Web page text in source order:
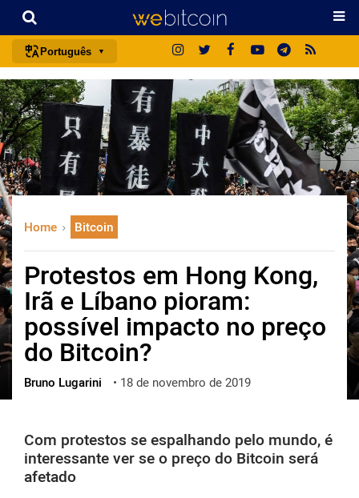
Português
português (BR)
english
español
français
日本語
русский
한국어
العربية
ไทย
ქართული
Home Bitcoin
Protestos em Hong Kong,
Irã e Líbano pioram:
possível impacto no preço
do Bitcoin?
Bruno Lugarini • 18 de novembro de 2019
Com protestos se espalhando pelo mundo, é
interessante ver se o preço do Bitcoin será
afetado